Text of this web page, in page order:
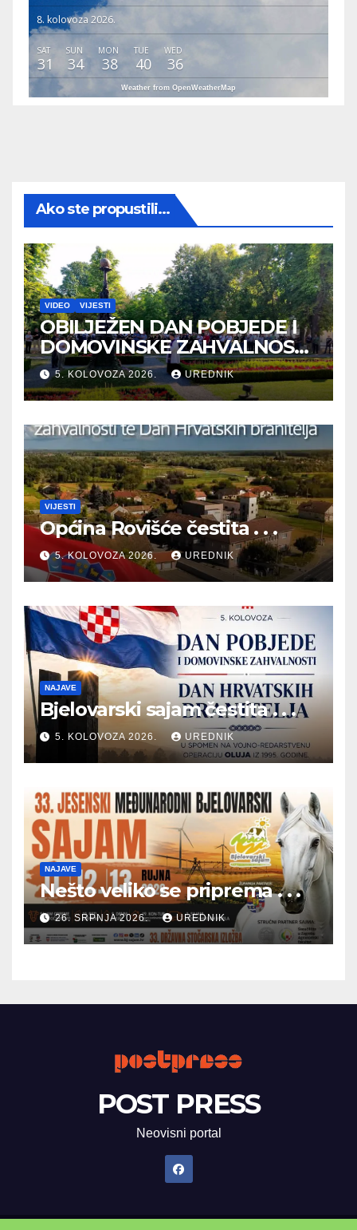
8. kolovoza 2026.
SAT
31
SUN
34
MON
38
TUE
40
WED
36
Weather from OpenWeatherMap
Ako ste propustili...
VIDEO VIJESTI
OBILJEŽEN DAN POBJEDE I
DOMOVINSKE ZAHVALNOSTI
TE DAN HRVATSKIH
BRANITELJA
5. KOLOVOZA 2026. UREDNIK
VIJESTI
Općina Rovišće čestita . . .
5. KOLOVOZA 2026. UREDNIK
NAJAVE
Bjelovarski sajam čestita . . .
5. KOLOVOZA 2026. UREDNIK
NAJAVE
Nešto veliko se priprema . . .
26. SRPNJA 2026. UREDNIK
POST PRESS
Neovisni portal